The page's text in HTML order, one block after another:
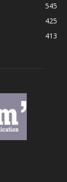
545
425
413